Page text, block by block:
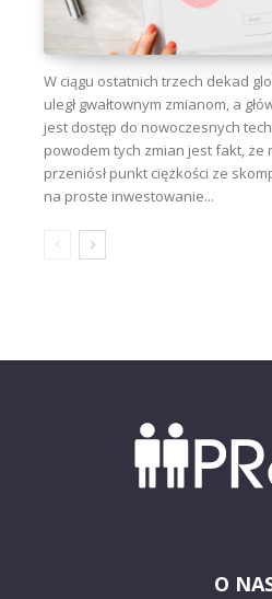
W ciągu ostatnich trzech dekad
uległ gwałtownym zmianom, a
jest dostęp do nowoczesnych
powodem tych zmian jest fakt,
przeniósł punkt ciężkości ze
na proste inwestowanie...
O